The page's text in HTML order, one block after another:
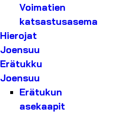
Voimatien
katsastusasema
Hierojat
Joensuu
Erätukku
Joensuu
Erätukun
asekaapit